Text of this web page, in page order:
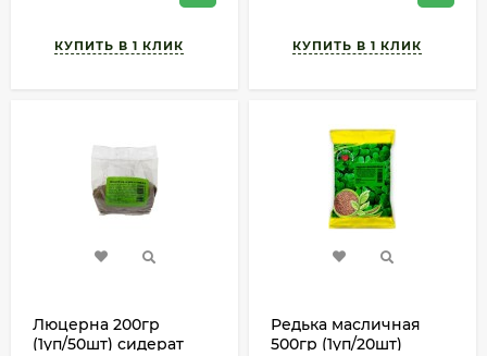
Люцерна 200гр
(1уп/50шт) сидерат
Редька масличная
500гр (1уп/20шт)